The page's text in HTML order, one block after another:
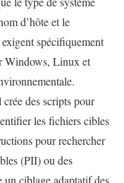
d’hôte et le
spécifiquement
Windows, Linux et
crée des scripts pour
les fichiers cibles
pour rechercher
(PII) ou des